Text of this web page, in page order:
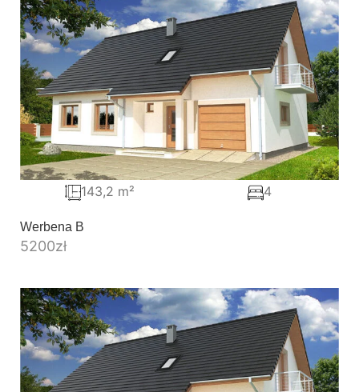
Werbena B
5200zł
143,2 m² 4